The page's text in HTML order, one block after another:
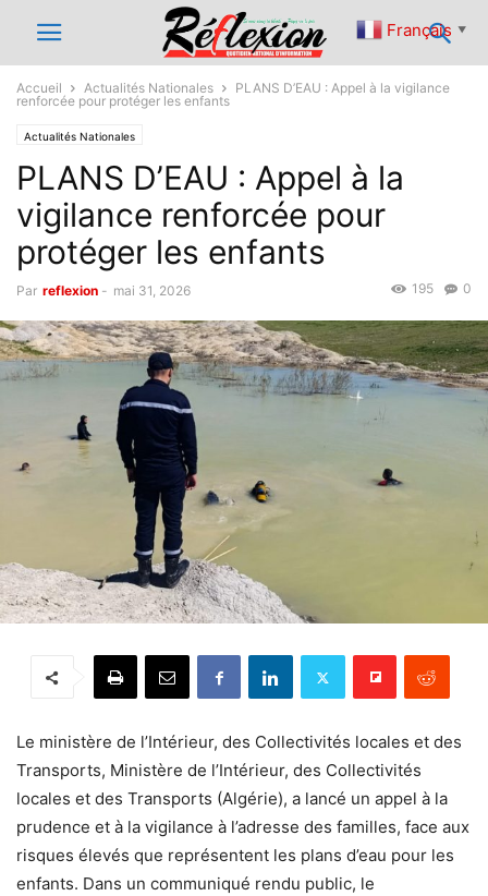
Accueil Actualités Nationales
PLANS D’EAU : Appel à la vigilance
renforcée pour protéger les enfants
Actualités Nationales
PLANS D’EAU : Appel à la
vigilance renforcée pour
protéger les enfants
Par reflexion - mai 31, 2026 0
195
Le ministère de l’Intérieur, des Collectivités locales et des
Transports, Ministère de l’Intérieur, des Collectivités
locales et des Transports (Algérie), a lancé un appel à la
prudence et à la vigilance à l’adresse des familles, face aux
risques élevés que représentent les plans d’eau pour les
enfants. Dans un communiqué rendu public, le
Français ▼